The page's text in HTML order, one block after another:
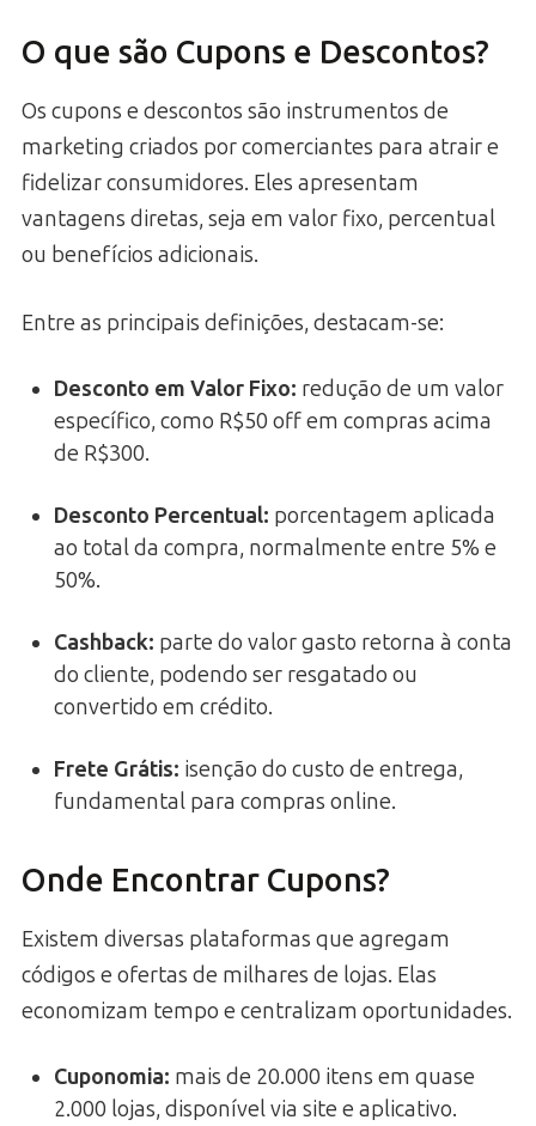
O que são Cupons e Descontos?
Os cupons e descontos são instrumentos de
marketing criados por comerciantes para atrair e
fidelizar consumidores. Eles apresentam
vantagens diretas, seja em valor fixo, percentual
ou benefícios adicionais.
Entre as principais definições, destacam-se:
Desconto em Valor Fixo: redução de um valor
específico, como R$50 off em compras acima
de R$300.
Desconto Percentual: porcentagem aplicada
ao total da compra, normalmente entre 5% e
50%.
Cashback: parte do valor gasto retorna à conta
do cliente, podendo ser resgatado ou
convertido em crédito.
Frete Grátis: isenção do custo de entrega,
fundamental para compras online.
Onde Encontrar Cupons?
Existem diversas plataformas que agregam
códigos e ofertas de milhares de lojas. Elas
economizam tempo e centralizam oportunidades.
Cuponomia: mais de 20.000 itens em quase
2.000 lojas, disponível via site e aplicativo.